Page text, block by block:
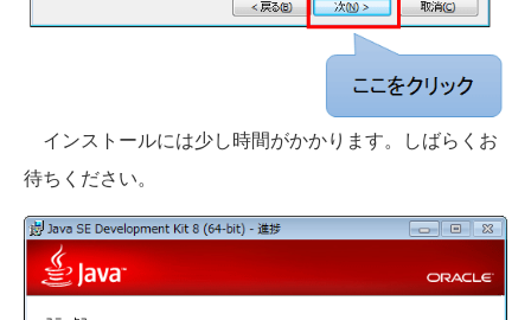
インストールには少し時間がかかります。しばらくお
待ちください。